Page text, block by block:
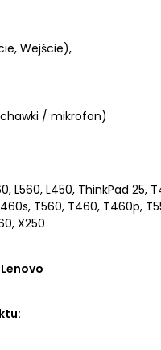
Wejście),
/ mikrofon)
L560, L450, ThinkPad 25,
T560, T460, T460p,
X250